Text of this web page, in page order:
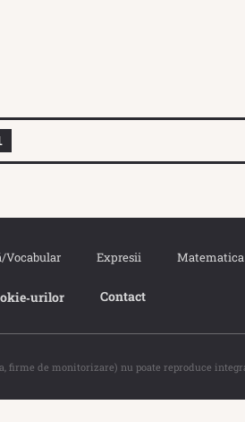
Vocabular Expresii Matematica
Contact
de monitorizare) nu poate reproduce